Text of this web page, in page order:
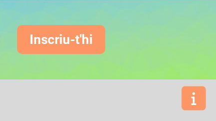
Inscriu-t'hi